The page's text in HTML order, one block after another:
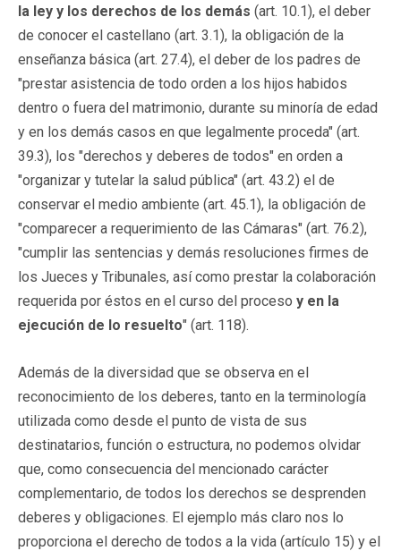
la ley y los derechos de los demás (art. 10.1), el deber
de conocer el castellano (art. 3.1), la obligación de la
enseñanza básica (art. 27.4), el deber de los padres de
"prestar asistencia de todo orden a los hijos habidos
dentro o fuera del matrimonio, durante su minoría de edad
y en los demás casos en que legalmente proceda" (art.
39.3), los "derechos y deberes de todos" en orden a
"organizar y tutelar la salud pública" (art. 43.2) el de
conservar el medio ambiente (art. 45.1), la obligación de
"comparecer a requerimiento de las Cámaras" (art. 76.2),
"cumplir las sentencias y demás resoluciones firmes de
los Jueces y Tribunales, así como prestar la colaboración
requerida por éstos en el curso del proceso y en la
ejecución de lo resuelto" (art. 118).
Además de la diversidad que se observa en el
reconocimiento de los deberes, tanto en la terminología
utilizada como desde el punto de vista de sus
destinatarios, función o estructura, no podemos olvidar
que, como consecuencia del mencionado carácter
complementario, de todos los derechos se desprenden
deberes y obligaciones. El ejemplo más claro nos lo
proporciona el derecho de todos a la vida (artículo 15) y el